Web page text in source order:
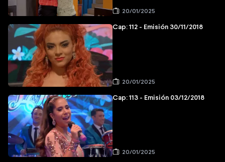
20/01/2025
Cap: 112 - Emisión 30/11/2018
20/01/2025
Cap: 113 - Emisión 03/12/2018
20/01/2025